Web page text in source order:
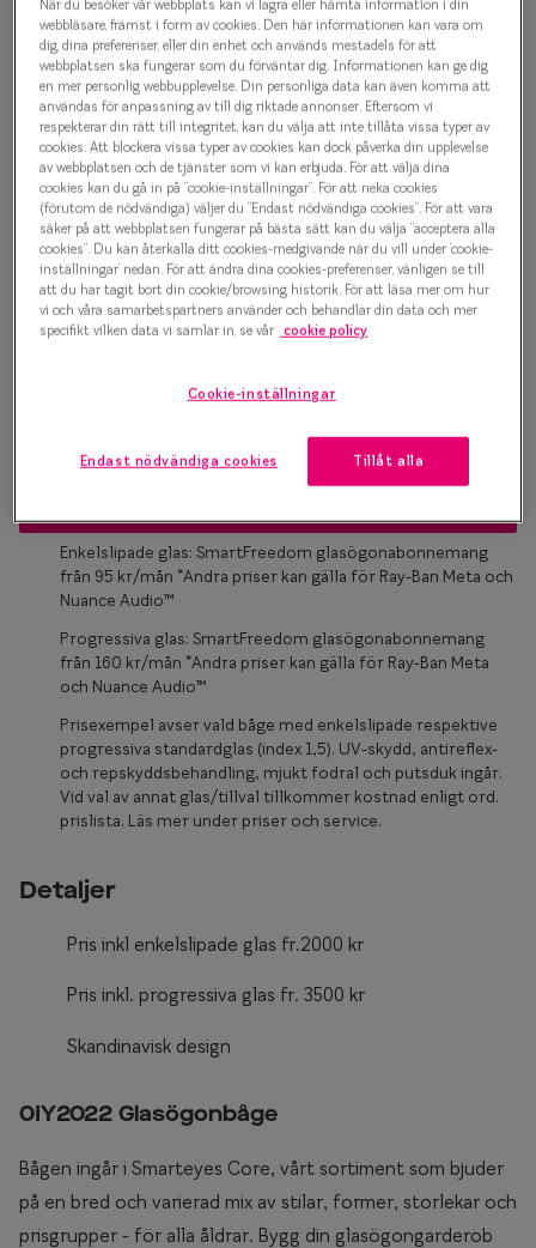
Olika
Taberg
1 500 kr
Välj färg:
Grön
Bågstorlek
S
M
Osäker på vilken storlek du har? Se vår
Enkelslipade glas: SmartFreedom glasögonabonnemang
från 95 kr/mån *Andra priser kan gälla för Ray-Ban Meta och
Nuance Audio™
Progressiva glas: SmartFreedom glasögonabonnemang
från 160 kr/mån *Andra priser kan gälla för Ray-Ban Meta
och Nuance Audio™
Prisexempel avser vald båge med enkelslipade respektive
progressiva standardglas (index 1,5). UV-skydd, antireflex-
och repskyddsbehandling, mjukt fodral och putsduk ingår.
Vid val av annat glas/tillval tillkommer kostnad enligt ord.
prislista. Läs mer under priser och service.
Detaljer
Pris inkl enkelslipade glas fr.2000 kr
Pris inkl. progressiva glas fr. 3500 kr
Skandinavisk design
0IY2022 Glasögonbåge
Bågen ingår i Smarteyes Core, vårt sortiment som bjuder
på en bred och varierad mix av stilar, former, storlekar och
prisgrupper - för alla åldrar. Bygg din glasögongarderob
När du besöker vår webbplats kan vi lagra eller hämta information i din
webbläsare, främst i form av cookies. Den här informationen kan vara om
dig, dina preferenser, eller din enhet och används mestadels för att
webbplatsen ska fungerar som du förväntar dig. Informationen kan ge dig
en mer personlig webbupplevelse. Din personliga data kan även komma att
användas för anpassning av till dig riktade annonser. Eftersom vi
respekterar din rätt till integritet, kan du välja att inte tillåta vissa typer av
cookies. Att blockera vissa typer av cookies kan dock påverka din upplevelse
av webbplatsen och de tjänster som vi kan erbjuda. För att välja dina
cookies kan du gå in på ”cookie-inställningar”. För att neka cookies
(förutom de nödvändiga) väljer du ”Endast nödvändiga cookies”. För att vara
säker på att webbplatsen fungerar på bästa sätt kan du välja ”acceptera alla
cookies”. Du kan återkalla ditt cookies-medgivande när du vill under ’cookie-
inställningar’ nedan. För att ändra dina cookies-preferenser, vänligen se till
att du har tagit bort din cookie/browsing historik. För att läsa mer om hur
vi och våra samarbetspartners använder och behandlar din data och mer
specifikt vilken data vi samlar in, se vår cookie policy
Cookie-inställningar
Endast nödvändiga cookies Tillåt alla